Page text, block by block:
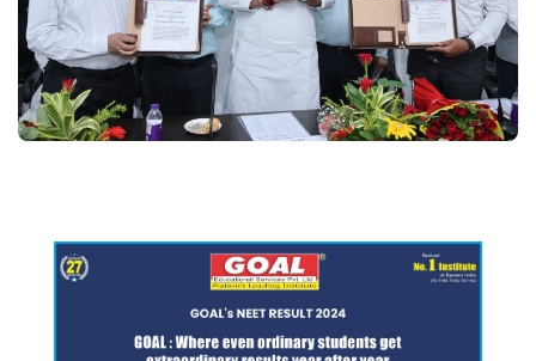
Career
Tech
Language
Urdu English